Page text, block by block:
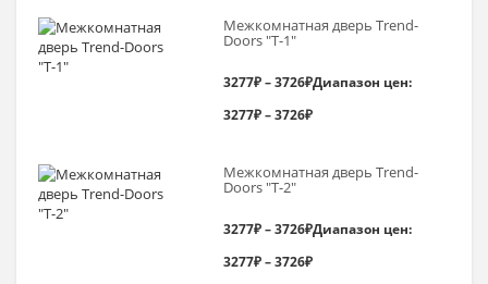
Межкомнатная дверь Trend-
Doоrs "Т-1"
3277₽–3726₽Диапазон цен:
3277₽ – 3726₽
Межкомнатная дверь Trend-
Doоrs "Т-2"
3277₽–3726₽Диапазон цен:
3277₽ – 3726₽